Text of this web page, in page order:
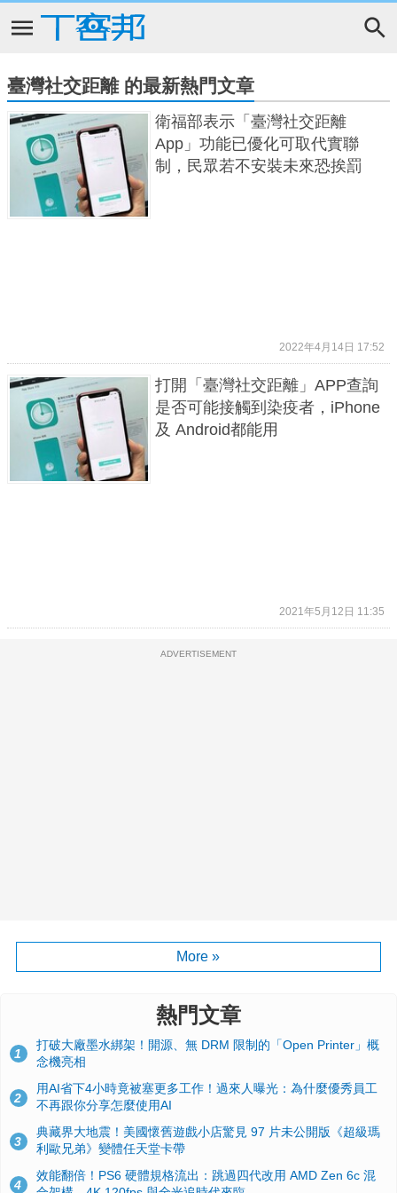
臺灣社交距離 的最新熱門文章
衛福部表示「臺灣社交距離
App」功能已優化可取代實聯
制，民眾若不安裝未來恐挨罰
2022年4月14日 17:52
打開「臺灣社交距離」APP查詢
是否可能接觸到染疫者，iPhone
及 Android都能用
2021年5月12日 11:35
ADVERTISEMENT
More »
熱門文章
1
打破大廠墨水綁架！開源、無 DRM 限制的「Open Printer」概
念機亮相
2
用AI省下4小時竟被塞更多工作！過來人曝光：為什麼優秀員工
不再跟你分享怎麼使用AI
3
典藏界大地震！美國懷舊遊戲小店驚見 97 片未公開版《超級瑪
利歐兄弟》變體任天堂卡帶
4
效能翻倍！PS6 硬體規格流出：跳過四代改用 AMD Zen 6c 混